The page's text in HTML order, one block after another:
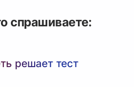
спрашиваете:
решает тест